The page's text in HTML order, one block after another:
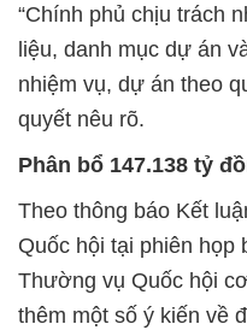
“Chính phủ chịu trách
liệu, danh mục dự án
nhiệm vụ, dự án theo
quyết nêu rõ.
Phân bổ 147.138 tỷ
Theo thông báo Kết
Quốc hội tại phiên
Thường vụ Quốc hội
thêm một số ý kiến về